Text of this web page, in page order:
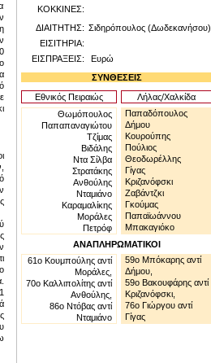
ΚΟΚΚΙΝΕΣ:
ΔΙΑΙΤΗΤΗΣ: Σιδηρόπουλος (Δωδεκανήσου)
ΕΙΣΙΤΗΡΙΑ:
ΕΙΣΠΡΑΞΕΙΣ:
Ευρώ
ΣΥΝΘΕΣΕΙΣ
Εθνικός Πειραιώς
Λήλας/Χαλκίδα
Θωμόπουλος
Παπαπαναγιώτου
Τζίμας
Βιδάλης
Ντα Σίλβα
Στρατάκης
Ανθούλης
Νταμιάνο
Καραμαλίκης
Μοράλες
Πετρόφ
Παπαδόπουλος
Δήμου
Κουρούπης
Πούλιος
Θεοδωρέλλης
Γίγας
Κριζανόφσκι
Ζαβάντζκι
Γκούμας
Παπαϊωάννου
Μπακαγιόκο
ΑΝΑΠΛΗΡΩΜΑΤΙΚΟΙ
61ο Κουμπούληςαντί
Μοράλες,
70ο Καλλιπολίτηςαντί
Ανθούλης,
86o Ντόβαςαντί
Νταμιάνο
59ο Μπόκαρηςαντί
Δήμου,
59ο Βακουφάρηςαντί
Κριζανόφσκι,
76o Γιώργουαντί
Γίγας